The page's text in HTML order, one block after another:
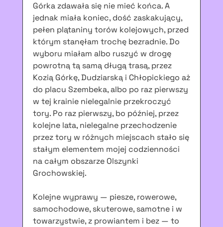
Górka zdawała się nie mieć końca. A
jednak miała koniec, dość zaskakujący,
pełen plątaniny torów kolejowych, przed
którym stanęłam trochę bezradnie. Do
wyboru miałam albo ruszyć w drogę
powrotną tą samą długą trasą, przez
Kozią Górkę, Dudziarską i Chłopickiego aż
do placu Szembeka, albo po raz pierwszy
w tej krainie nielegalnie przekroczyć
tory. Po raz pierwszy, bo później, przez
kolejne lata, nielegalne przechodzenie
przez tory w różnych miejscach stało się
stałym elementem mojej codzienności
na całym obszarze Olszynki
Grochowskiej.
Kolejne wyprawy — piesze, rowerowe,
samochodowe, skuterowe, samotne i w
towarzystwie, z prowiantem i bez — to